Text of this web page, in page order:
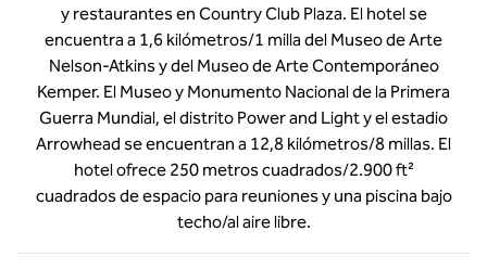
y restaurantes en Country Club Plaza. El hotel se
encuentra a 1,6 kilómetros/1 milla del Museo de Arte
Nelson-Atkins y del Museo de Arte Contemporáneo
Kemper. El Museo y Monumento Nacional de la Primera
Guerra Mundial, el distrito Power and Light y el estadio
Arrowhead se encuentran a 12,8 kilómetros/8 millas. El
hotel ofrece 250 metros cuadrados/2.900 ft²
cuadrados de espacio para reuniones y una piscina bajo
techo/al aire libre.